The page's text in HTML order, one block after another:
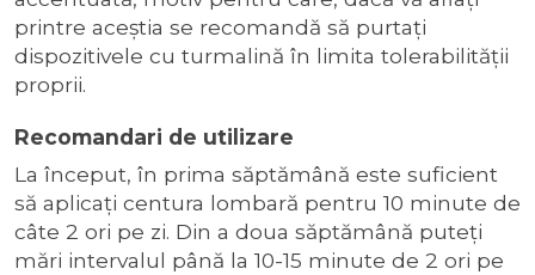
printre aceştia se recomandă să purtaţi
dispozitivele cu turmalină în limita tolerabilităţii
proprii.
Recomandari de utilizare
La început, în prima săptămână este suficient
să aplicaţi centura lombară pentru 10 minute de
câte 2 ori pe zi. Din a doua săptămână puteţi
mări intervalul până la 10-15 minute de 2 ori pe